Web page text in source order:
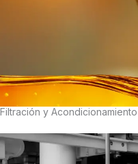
Filtración y Acondicionamiento